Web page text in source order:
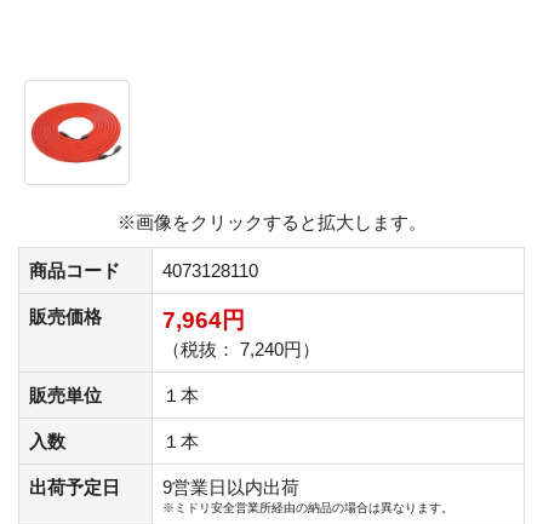
※画像をクリックすると拡大します。
商品コード 4073128110
販売価格 7,964円
（税抜： 7,240円）
販売単位 １本
入数 １本
出荷予定日 9営業日以内出荷
※ミドリ安全営業所経由の納品の場合は異なります。